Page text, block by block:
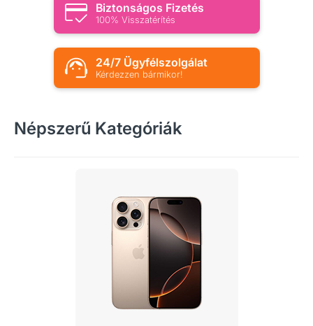
Biztonságos Fizetés
100% Visszatérítés
24/7 Ügyfélszolgálat
Kérdezzen bármikor!
Népszerű Kategóriák